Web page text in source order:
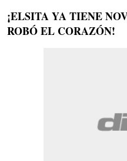
¡ELSITA YA TIENE
ROBÓ EL CORAZÓN!